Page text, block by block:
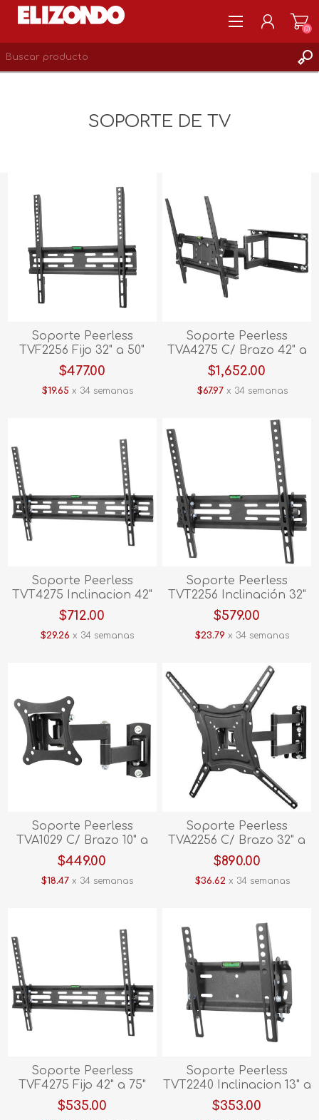
(0)
SOPORTE DE TV
Soporte Peerless
TVF2256 Fijo 32" a 50"
$477.00
$19.65x 34 semanas
Soporte Peerless
TVA4275 C/ Brazo 42" a
75"
$1,652.00
$67.97x 34 semanas
Soporte Peerless
TVT4275 Inclinacion 42"
a 75"
$712.00
$29.26 x 34 semanas
Soporte Peerless
TVT2256 Inclinación 32"
a 50"
$579.00
$23.79 x 34 semanas
Soporte Peerless
TVA1029 C/ Brazo 10" a
27"
$449.00
$18.47 x 34 semanas
Soporte Peerless
TVA2256 C/ Brazo 32" a
50"
$890.00
$36.62 x 34 semanas
Soporte Peerless
TVF4275 Fijo 42" a 75"
$535.00
Soporte Peerless
TVT2240 Inclinacion 13" a
37" V/E.
$353.00